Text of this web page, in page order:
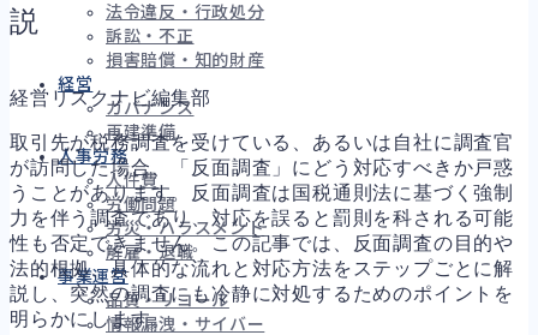
法令違反・行政処分
訴訟・不正
損害賠償・知的財産
経営
ガバナンス
再建準備
人事労務
人件費
労働問題
労災・ハラスメント
解雇・退職
事業運営
品質・リコール
情報漏洩・サイバー
説
経営リスクナビ編集部
取引先が税務調査を受けている、あるいは自社に調査官
が訪問した場合、「反面調査」にどう対応すべきか戸惑
うことがあります。反面調査は国税通則法に基づく強制
力を伴う調査であり、対応を誤ると罰則を科される可能
性も否定できません。この記事では、反面調査の目的や
法的根拠、具体的な流れと対応方法をステップごとに解
説し、突然の調査にも冷静に対処するためのポイントを
明らかにします。